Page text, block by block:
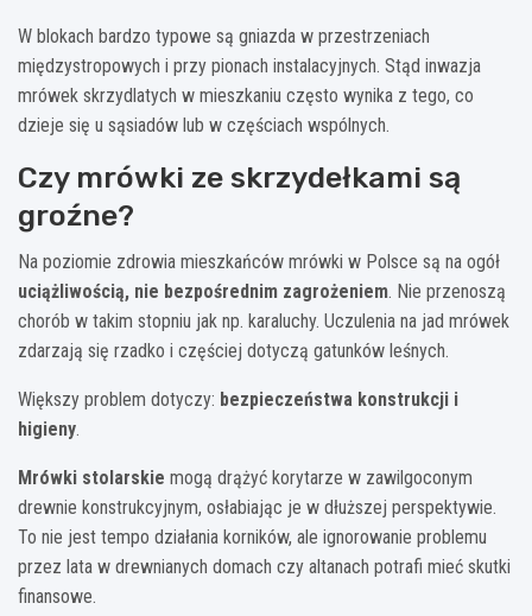
W blokach bardzo typowe są gniazda w przestrzeniach
międzystropowych i przy pionach instalacyjnych. Stąd inwazja
mrówek skrzydlatych w mieszkaniu często wynika z tego, co
dzieje się u sąsiadów lub w częściach wspólnych.
Czy mrówki ze skrzydełkami są
groźne?
Na poziomie zdrowia mieszkańców mrówki w Polsce są na ogół
uciążliwością, nie bezpośrednim zagrożeniem. Nie przenoszą
chorób w takim stopniu jak np. karaluchy. Uczulenia na jad mrówek
zdarzają się rzadko i częściej dotyczą gatunków leśnych.
Większy problem dotyczy: bezpieczeństwa konstrukcji i
higieny.
Mrówki stolarskie mogą drążyć korytarze w zawilgoconym
drewnie konstrukcyjnym, osłabiając je w dłuższej perspektywie.
To nie jest tempo działania korników, ale ignorowanie problemu
przez lata w drewnianych domach czy altanach potrafi mieć skutki
finansowe.